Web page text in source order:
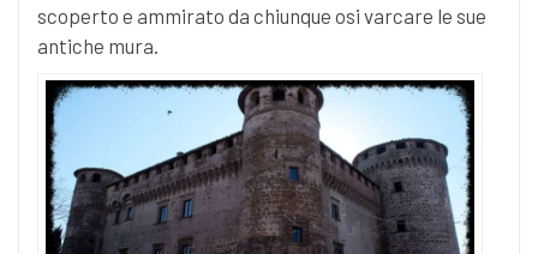
scoperto e ammirato da chiunque osi varcare le sue
antiche mura.